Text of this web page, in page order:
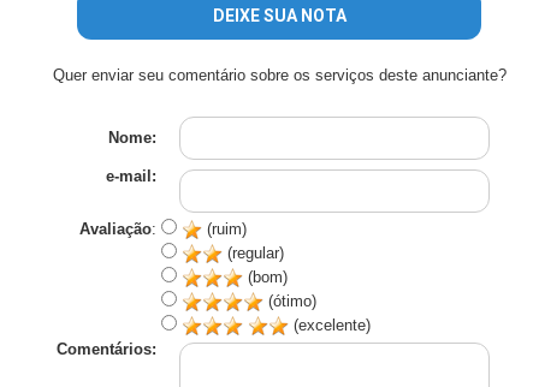
DEIXE SUA NOTA
Quer enviar seu comentário sobre os serviços deste anunciante?
Nome:
e-mail:
Avaliação:
(ruim)
(regular)
(bom)
(ótimo)
(excelente)
Comentários: